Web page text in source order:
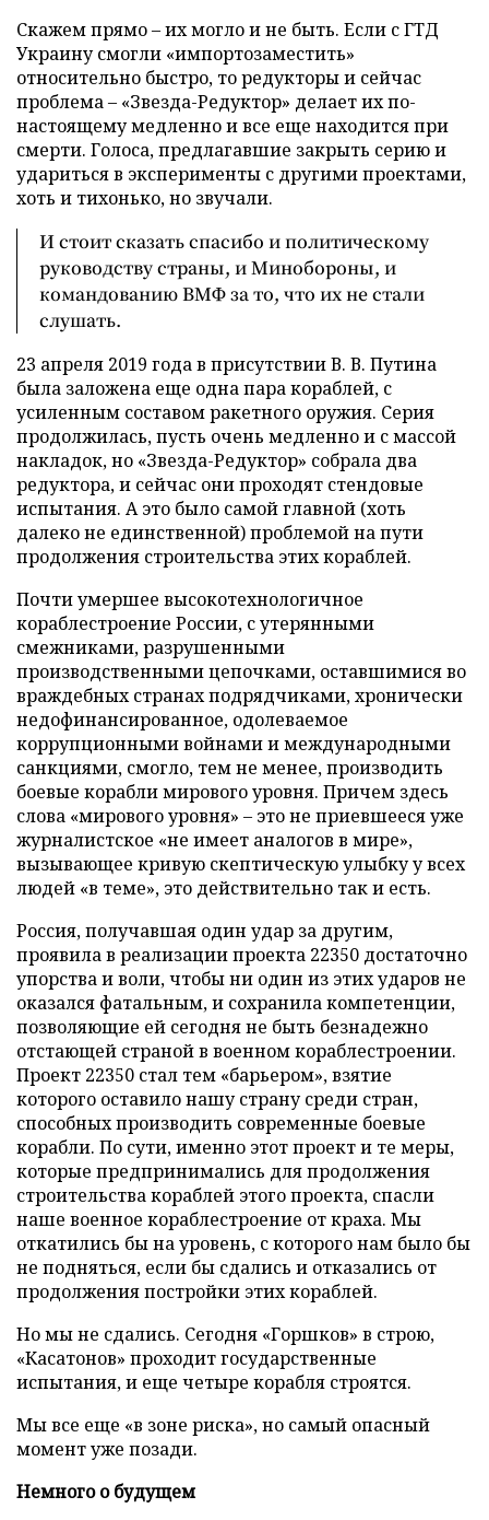
Скажем прямо – их могло и не быть. Если с ГТД
Украину смогли «импортозаместить»
относительно быстро, то редукторы и сейчас
проблема – «Звезда-Редуктор» делает их по-
настоящему медленно и все еще находится при
смерти. Голоса, предлагавшие закрыть серию и
удариться в эксперименты с другими проектами,
хоть и тихонько, но звучали.
И стоит сказать спасибо и политическому
руководству страны, и Минобороны, и
командованию ВМФ за то, что их не стали
слушать.
23 апреля 2019 года в присутствии В. В. Путина
была заложена еще одна пара кораблей, с
усиленным составом ракетного оружия. Серия
продолжилась, пусть очень медленно и с массой
накладок, но «Звезда-Редуктор» собрала два
редуктора, и сейчас они проходят стендовые
испытания. А это было самой главной (хоть
далеко не единственной) проблемой на пути
продолжения строительства этих кораблей.
Почти умершее высокотехнологичное
кораблестроение России, с утерянными
смежниками, разрушенными
производственными цепочками, оставшимися во
враждебных странах подрядчиками, хронически
недофинансированное, одолеваемое
коррупционными войнами и международными
санкциями, смогло, тем не менее, производить
боевые корабли мирового уровня. Причем здесь
слова «мирового уровня» – это не приевшееся уже
журналистское «не имеет аналогов в мире»,
вызывающее кривую скептическую улыбку у всех
людей «в теме», это действительно так и есть.
Россия, получавшая один удар за другим,
проявила в реализации проекта 22350 достаточно
упорства и воли, чтобы ни один из этих ударов не
оказался фатальным, и сохранила компетенции,
позволяющие ей сегодня не быть безнадежно
отстающей страной в военном кораблестроении.
Проект 22350 стал тем «барьером», взятие
которого оставило нашу страну среди стран,
способных производить современные боевые
корабли. По сути, именно этот проект и те меры,
которые предпринимались для продолжения
строительства кораблей этого проекта, спасли
наше военное кораблестроение от краха. Мы
откатились бы на уровень, с которого нам было бы
не подняться, если бы сдались и отказались от
продолжения постройки этих кораблей.
Но мы не сдались. Сегодня «Горшков» в строю,
«Касатонов» проходит государственные
испытания, и еще четыре корабля строятся.
Мы все еще «в зоне риска», но самый опасный
момент уже позади.
Немного о будущем